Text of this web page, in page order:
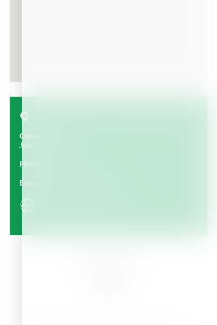
Contact Person
Julio Serna
Phone
E-mail